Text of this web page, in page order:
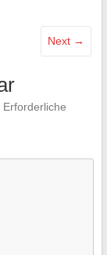
Next →
Erforderliche